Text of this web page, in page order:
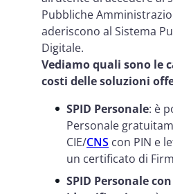
Pubbliche
aderiscono al Sistema
Digitale.
Vediamo quali sono le
costi delle soluzioni
SPID Personale: è
Personale
CIE/CNS con PIN e
un certificato di
SPID Personale